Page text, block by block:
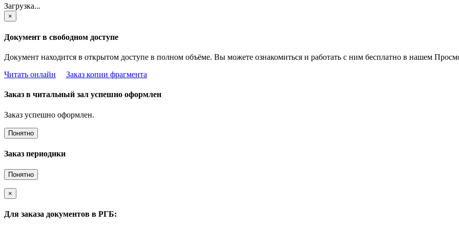
Загрузка...
×
Документ в свободном доступе
Документ находится в открытом доступе в полном объёме. Вы можете ознакомиться и работать с ним бесплатно в нашем
Читать онлайн
Заказ копии фрагмента
Заказ в читальный зал успешно оформлен
Заказ успешно оформлен.
Понятно
Заказ периодики
Понятно
×
Для заказа документов в РГБ: